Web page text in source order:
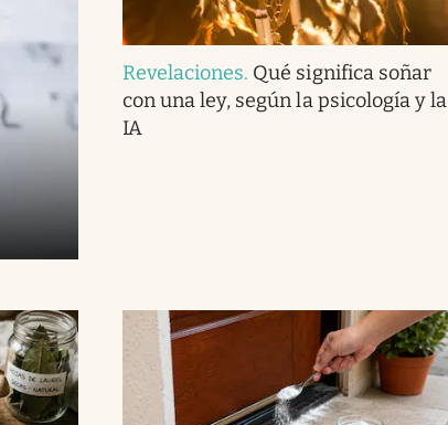
Revelaciones. Qué significa soñar
con una ley, según la psicología y la
IA